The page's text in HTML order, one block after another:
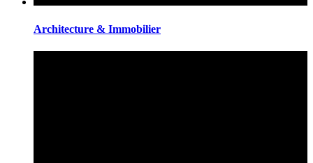
Architecture & Immobilier